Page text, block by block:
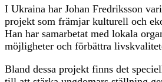
I Ukraina har Johan Fredriksson
projekt som främjar kulturell och
Han har samarbetat med lokala
möjligheter och förbättra
Bland dessa projekt finns det